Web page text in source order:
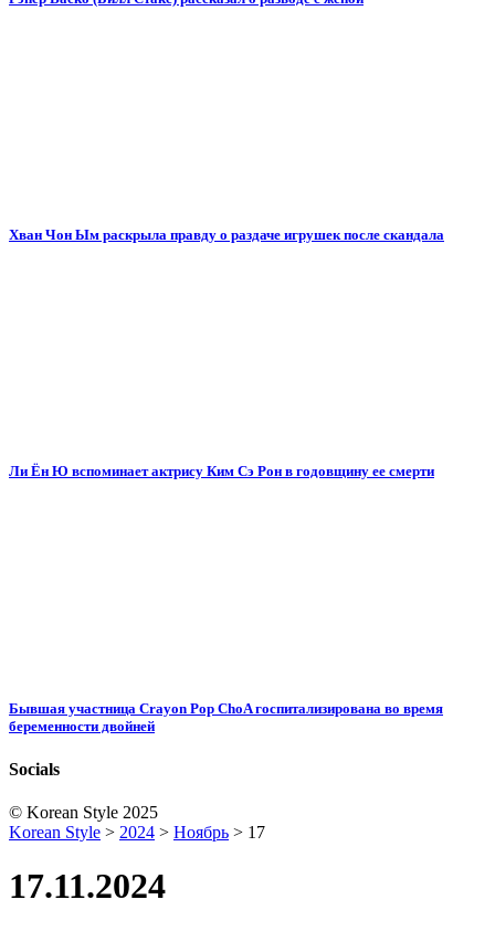
Хван Чон Ым раскрыла правду о раздаче игрушек после скандала
Ли Ён Ю вспоминает актрису Ким Сэ Рон в годовщину ее смерти
Бывшая участница Crayon Pop ChoA госпитализирована во время
беременности двойней
Socials
© Korean Style 2025
Korean Style > 2024 > Ноябрь > 17
17.11.2024